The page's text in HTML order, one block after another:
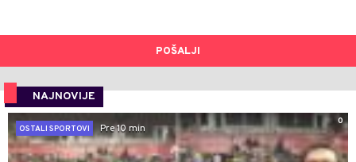
POŠALJI
NAJNOVIJE
0
OSTALI SPORTOVI
Pre 10 min